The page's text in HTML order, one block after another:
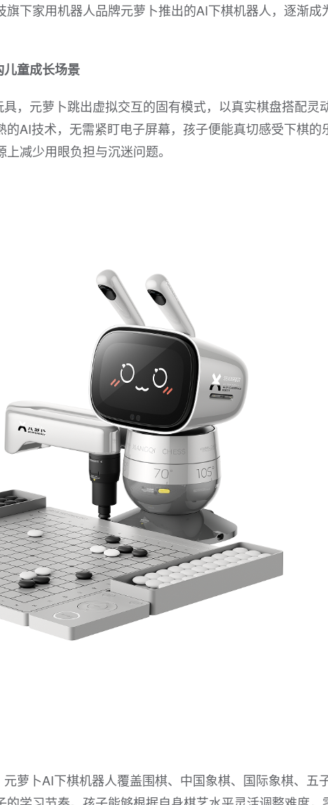
下家用机器人品牌元萝卜推出的AI下棋机器人，逐渐成
童成长场景
，元萝卜跳出虚拟交互的固有模式，以真实棋盘搭配灵
AI技术，无需紧盯电子屏幕，孩子便能真切感受下棋的
减少用眼负担与沉迷问题。
萝卜AI下棋机器人覆盖围棋、中国象棋、国际象棋、五